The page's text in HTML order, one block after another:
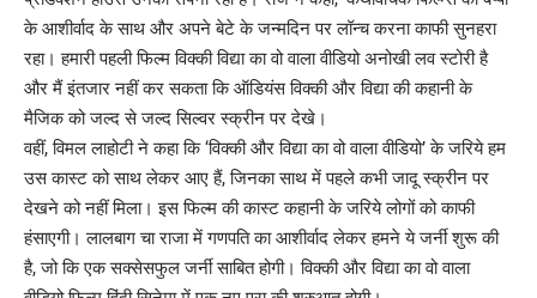
के आशीर्वाद के साथ और अपने बेटे के जन्मदिन पर लॉन्च करना काफी सुनहरा
रहा। हमारी पहली फिल्म विक्की विद्या का वो वाला वीडियो अनोखी लव स्टोरी है
और मैं इंतजार नहीं कर सकता कि ऑडियंस विक्की और विद्या की कहानी के
मैजिक को जल्द से जल्द सिल्वर स्क्रीन पर देखे।
वहीं, विमल लाहोटी ने कहा कि ‘विक्की और विद्या का वो वाला वीडियो’ के जरिये हम
उस कास्ट को साथ लेकर आए हैं, जिनका साथ में पहले कभी जादू स्क्रीन पर
देखने को नहीं मिला। इस फिल्म की कास्ट कहानी के जरिये लोगों को काफी
हंसाएगी। लालबाग चा राजा में गणपति का आशीर्वाद लेकर हमने ये जर्नी शुरू की
है, जो कि एक सक्सेसफुल जर्नी साबित होगी। विक्की और विद्या का वो वाला